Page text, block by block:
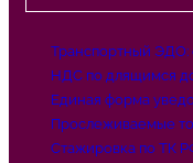
Транспортный ЭДО:
НДС по длящимся
Единая форма
Прослеживаемые
Стажировка по ТК